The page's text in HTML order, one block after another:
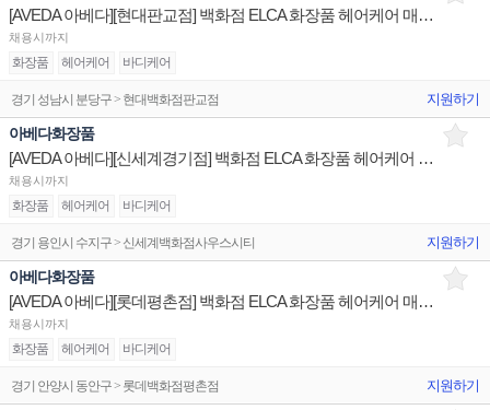
[AVEDA 아베다][현대판교점] 백화점 ELCA 화장품 헤어케어 매장 채용 브랜드
채용시까지
화장품 헤어케어 바디케어
경기 성남시 분당구 > 현대백화점판교점 지원하기
아베다화장품
[AVEDA 아베다][신세계경기점] 백화점 ELCA 화장품 헤어케어 매장 채용 브랜드
채용시까지
화장품 헤어케어 바디케어
경기 용인시 수지구 > 신세계백화점사우스시티 지원하기
아베다화장품
[AVEDA 아베다][롯데평촌점] 백화점 ELCA 화장품 헤어케어 매장 채용 브랜드
채용시까지
화장품 헤어케어 바디케어
경기 안양시 동안구 > 롯데백화점평촌점 지원하기